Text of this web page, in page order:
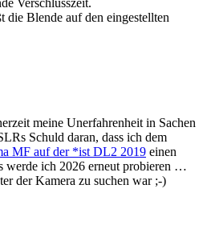
Verschlusszeit.
die Blende auf den eingestellten
meine Unerfahrenheit in Sachen
Schuld daran, dass ich dem
MF auf der *ist DL2 2019 einen
werde ich 2026 erneut probieren …
der Kamera zu suchen war ;-)